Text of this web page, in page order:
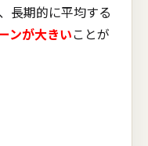
長期的に平均する
ンが大きいことが